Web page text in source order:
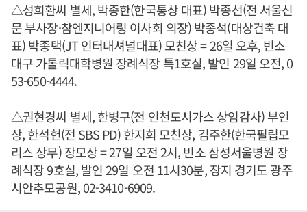
△성희환씨 별세, 박종한(한국통상 대표) 박종선(전 서울신
문 부사장·참엔지니어링 이사회 의장) 박종석(대상건축 대
표) 박종택(JT 인터내셔널대표) 모친상 = 26일 오후, 빈소
대구 가톨릭대학병원 장례식장 특1호실, 발인 29일 오전, 0
53-650-4444.
△권현경씨 별세, 한병구(전 인천도시가스 상임감사) 부인
상, 한석헌(전 SBS PD) 한지희 모친상, 김주한(한국필립모
리스 상무) 장모상 = 27일 오전 2시, 빈소 삼성서울병원 장
례식장 9호실, 발인 29일 오전 11시30분, 장지 경기도 광주
시안추모공원, 02-3410-6909.